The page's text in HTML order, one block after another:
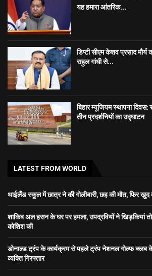
यह हमारा आंतरिक...
डिप्टी सीएम केशव प्रसाद मौर्य
राहुल गांधी से...
बिहार म्यूजियम स्थापना दिवस:
तीन प्रदर्शनियों का उद्घाटन
LATEST FROM WORLD
थाईलैंड स्कूल में छात्र ने की गोलीबारी, छह की मौत, फिर खुद
शाकिब अल हसन के घर पर हमला, उपद्रवियों ने खिड़कियां
कोशिश की
डोनाल्ड ट्रंप के कार्यक्रम से पहले ट्रंप नेशनल गोल्फ क्लब
व्यक्ति गिरफ्तार